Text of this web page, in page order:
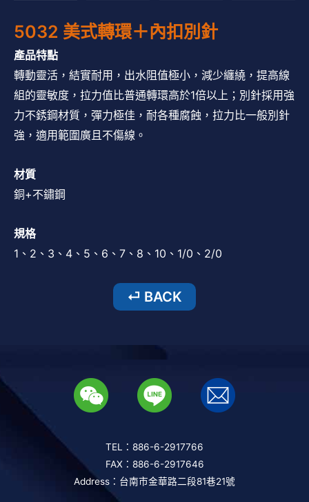
5032 美式轉環＋內扣別針
產品特點
轉動靈活，結實耐用，出水阻值極小，減少纏繞，提高線
組的靈敏度，拉力值比普通轉環高於1倍以上；別針採用強
力不銹鋼材質，彈力極佳，耐各種腐蝕，拉力比一般別針
強，適用範圍廣且不傷線。
材質
銅+不鏽鋼
規格
1、2、3、4、5、6、7、8、10、1/0、2/0
TEL：886-6-2917766
FAX：886-6-2917646
Address：台南市金華路二段81巷21號